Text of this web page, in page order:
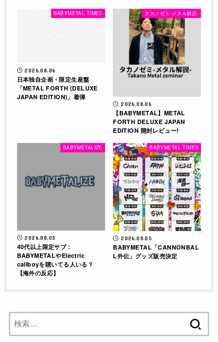
BABYMETAL TIMES
2026.08.06
日本独自企画・限定生産盤
「METAL FORTH (DELUXE
JAPAN EDITION)」着弾
タカノゼミ-メタル解説-
2026.08.06
【BABYMETAL】METAL
FORTH DELUXE JAPAN
EDITION 開封レビュー!
BABYMETALIZE
2026.08.05
40代以上限定サブ：
BABYMETALやElectric
callboyを聴いてる人いる？
【海外の反応】
BABYMETAL TIMES
2026.08.05
BABYMETAL「CANNONBAL
L外伝」グッズ販売決定
索: